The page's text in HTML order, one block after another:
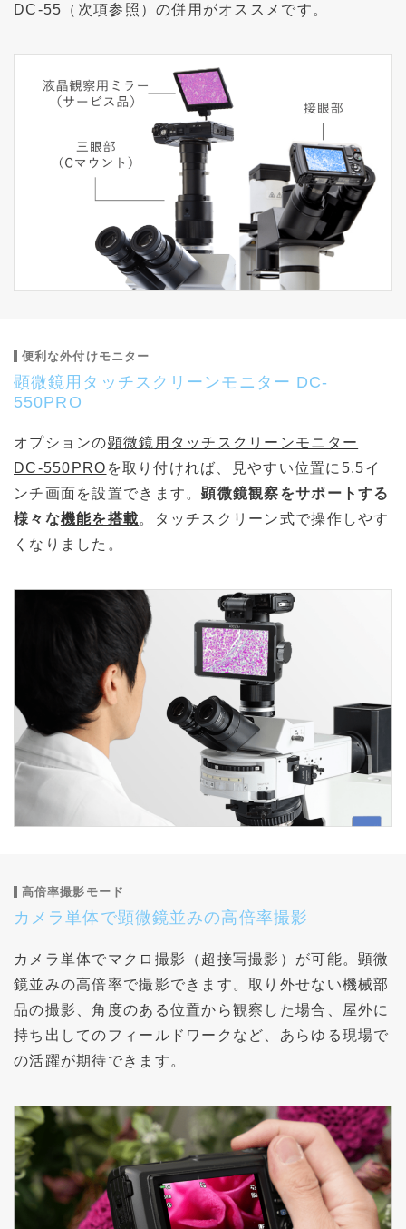
DC-55（次項参照）の併用がオススメです。
便利な外付けモニター
顕微鏡用タッチスクリーンモニター DC-
550PRO
オプションの顕微鏡用タッチスクリーンモニター
DC-550PRO を取り付ければ、見やすい位置に5.5イ
ンチ画面を設置できます。顕微鏡観察をサポートする
様々な機能を搭載。タッチスクリーン式で操作しやす
くなりました。
高倍率撮影モード
カメラ単体で顕微鏡並みの高倍率撮影
カメラ単体でマクロ撮影（超接写撮影）が可能。顕微
鏡並みの高倍率で撮影できます。取り外せない機械部
品の撮影、角度のある位置から観察した場合、屋外に
持ち出してのフィールドワークなど、あらゆる現場で
の活躍が期待できます。